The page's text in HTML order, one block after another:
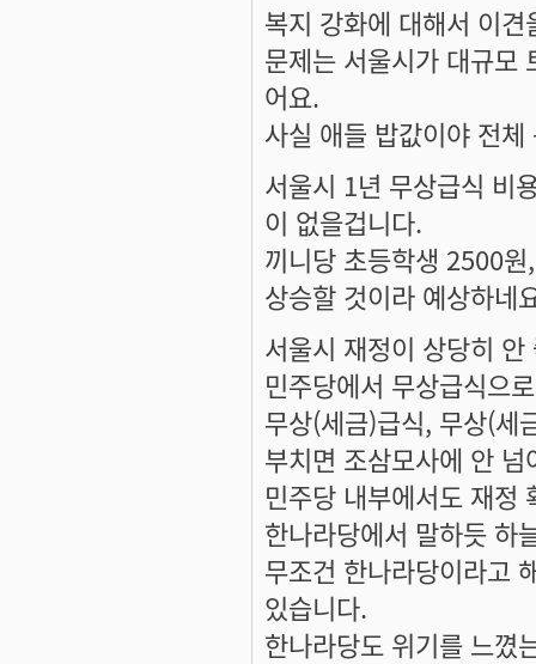
복지 강화에 대해서 이
문제는 서울시가 대규모
어요.
사실 애들 밥값이야 전
서울시 1년 무상급식 비
이 없을겁니다.
끼니당 초등학생 2500
상승할 것이라 예상하네
서울시 재정이 상당히
민주당에서 무상급식으
무상(세금)급식, 무상(세
부치면 조삼모사에 안
민주당 내부에서도 재정
한나라당에서 말하듯 하
무조건 한나라당이라고
있습니다.
한나라당도 위기를 느꼈